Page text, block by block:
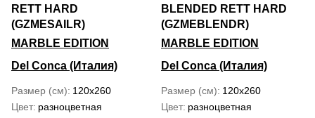
RETT HARD
(GZMESAILR)
MARBLE EDITION
Del Conca (Италия)
Размер (см) 120x260
Цвет разноцветная
BLENDED RETT HARD
(GZMEBLENDR)
MARBLE EDITION
Del Conca (Италия)
Размер (см) 120x260
Цвет разноцветная